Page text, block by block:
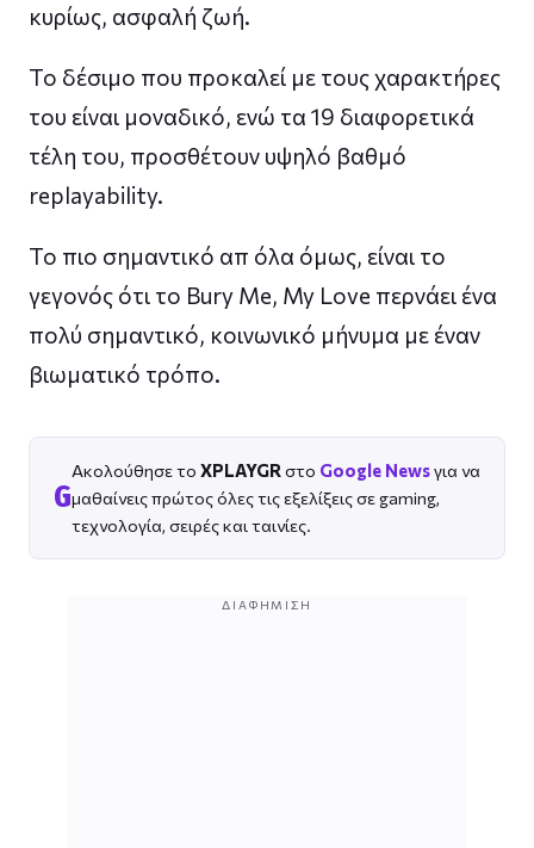
κυρίως, ασφαλή ζωή.
Το δέσιμο που προκαλεί με τους χαρακτήρες
του είναι μοναδικό, ενώ τα 19 διαφορετικά
τέλη του, προσθέτουν υψηλό βαθμό
replayability.
Το πιο σημαντικό απ όλα όμως, είναι το
γεγονός ότι το Bury Me, My Love περνάει ένα
πολύ σημαντικό, κοινωνικό μήνυμα με έναν
βιωματικό τρόπο.
G
Ακολούθησε το XPLAYGR στο Google Newsγια να
μαθαίνεις πρώτος όλες τις εξελίξεις σε gaming,
τεχνολογία, σειρές και ταινίες.
ΔΙΑΦΉΜΙΣΗ